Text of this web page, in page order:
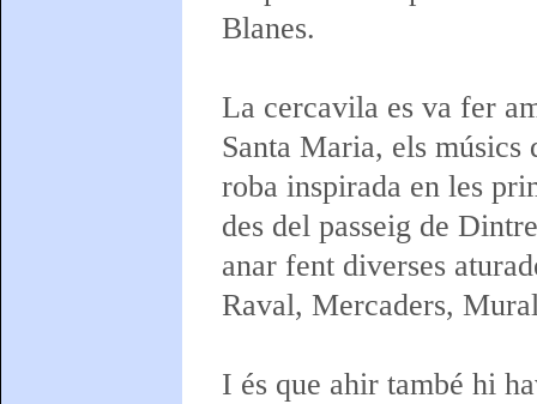
Blanes.
La cercavila es va fer
Santa Maria, els músics
roba inspirada en les
des del passeig de
anar fent diverses
Raval, Mercaders,
I és que ahir també hi